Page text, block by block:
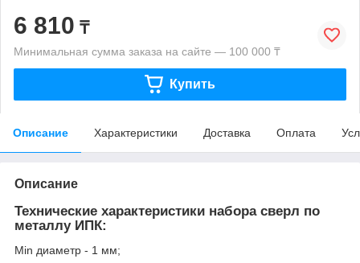
6 810 ₸
Минимальная сумма заказа на сайте — 100 000 ₸
Купить
Описание Характеристики Доставка Оплата
Описание
Технические характеристики набора сверл по
металлу ИПК:
Min диаметр - 1 мм;